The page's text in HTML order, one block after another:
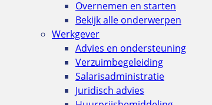
Overnemen en starten
Bekijk alle onderwerpen
Werkgever
Advies en ondersteuning
Verzuimbegeleiding
Salarisadministratie
Juridisch advies